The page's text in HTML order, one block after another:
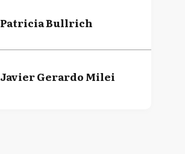
Patricia Bullrich
Javier Gerardo Milei